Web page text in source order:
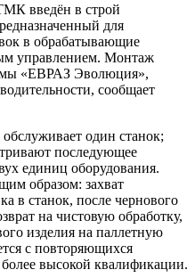
введён в строй
для
в обрабатывающие
управлением. Монтаж
«ЕВРАЗ Эволюция»,
сообщает
один станок;
последующее
единиц оборудования.
образом: захват
в станок, после чернового
на чистовую обработку,
изделия на паллетную
с повторяющихся
высокой квалификации.